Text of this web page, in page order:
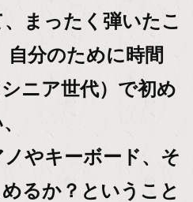
まったく弾いたこ
自分のために時間
ニア世代）で初め
やキーボード、そ
るか？ということ